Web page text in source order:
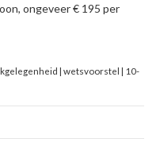
ongeveer € 195 per
| wetsvoorstel | 10-